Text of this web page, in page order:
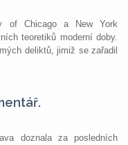
of Chicago a New York
teoretiků moderní doby.
deliktů, jimiž se zařadil
doznala za posledních